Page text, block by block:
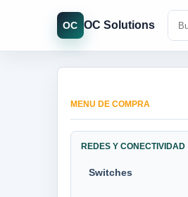
OC OC Solutions
MENU DE COMPRA
REDES Y CONECTIVIDAD
Switches